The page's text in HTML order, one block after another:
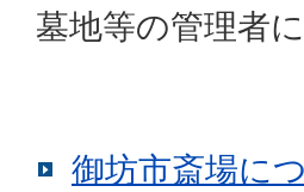
墓地等の管理者
御坊市斎場に